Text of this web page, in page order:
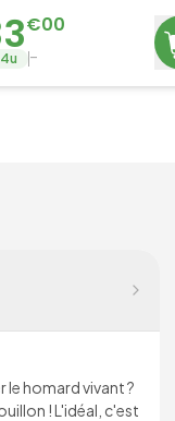
€00
u -
le homard vivant ?
! L'idéal, c'est